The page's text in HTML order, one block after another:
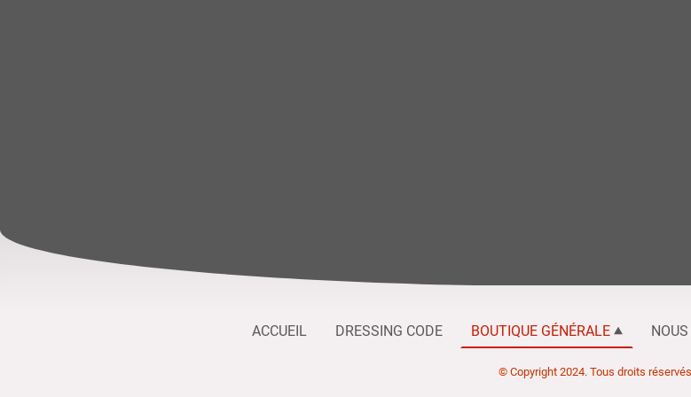
ACCUEIL DRESSING CODE BOUTIQUE GÉNÉRALE
© Copyright 2024. Tous droits